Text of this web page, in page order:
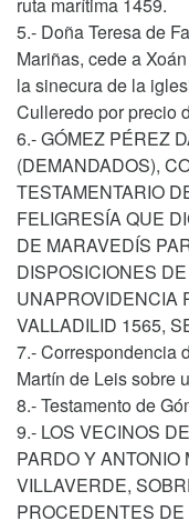
5.- Doña Teresa de
Mariñas, cede a
la sinecura de la
Culleredo por precio
6.- GÓMEZ PÉREZ
(DEMANDADOS),
TESTAMENTARIO
FELIGRESÍA QUE
DE MARAVEDÍS
DISPOSICIONES
UNAPROVIDENCIA
VALLADILID 1565,
7.- Correspondencia
Martín de Leis sobre
8.- Testamento de
9.- LOS VECINOS
PARDO Y
VILLAVERDE,
PROCEDENTES